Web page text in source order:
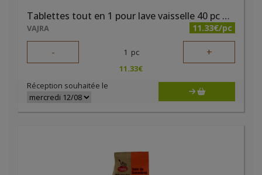
Tablettes tout en 1 pour lave vaisselle 40 pc Mutyne
VAJRA 11.33€/pc
- 1 pc +
11.33€
Réception souhaitée le